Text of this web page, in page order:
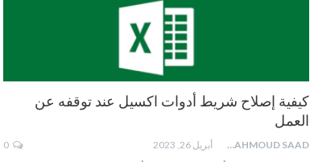
كيفية إصلاح شريط أدوات اكسيل عند توقفه عن
العمل
MAHMOUD SAAD أبريل 26, 2023